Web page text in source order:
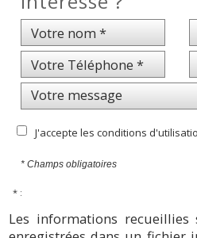
J'accepte les conditions
* Champs obligatoires
* :
Les informations